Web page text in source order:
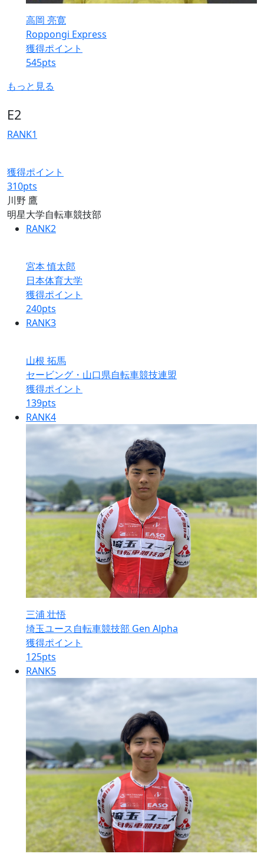
高岡 亮寛
Roppongi Express
獲得ポイント
545pts
もっと見る
E2
RANK1
獲得ポイント
310pts
川野 鷹
明星大学自転車競技部
RANK2
宮本 慎太郎
日本体育大学
獲得ポイント
240pts
RANK3
山根 拓馬
セービング・山口県自転車競技連盟
獲得ポイント
139pts
RANK4
三浦 壮悟
埼玉ユース自転車競技部 Gen Alpha
獲得ポイント
125pts
RANK5